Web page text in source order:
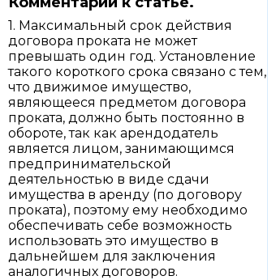
1. Максимальный срок действия
договора проката не может
превышать один год. Установление
такого короткого срока связано с тем,
что движимое имущество,
являющееся предметом договора
проката, должно быть постоянно в
обороте, так как арендодатель
является лицом, занимающимся
предпринимательской
деятельностью в виде сдачи
имущества в аренду (по договору
проката), поэтому ему необходимо
обеспечивать себе возможность
использовать это имущество в
дальнейшем для заключения
аналогичных договоров.